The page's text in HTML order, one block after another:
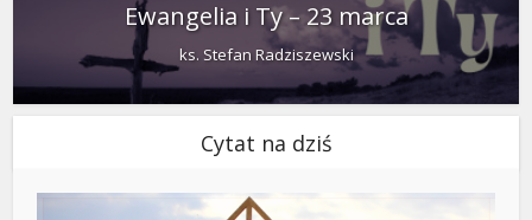
Ewangelia i Ty – 23 marca
ks. Stefan Radziszewski
Cytat na dziś